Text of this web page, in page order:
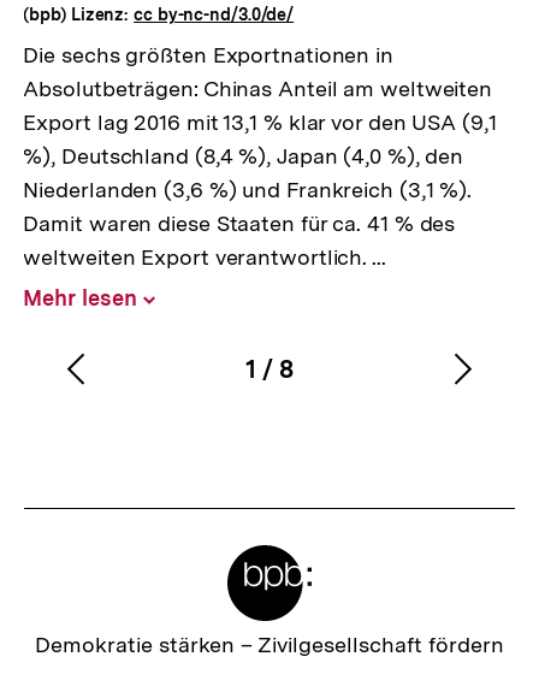
(bpb) Lizenz:cc by-nc-nd/3.0/de/
Die sechs größten Exportnationen in
Absolutbeträgen: Chinas Anteil am weltweiten
Export lag 2016 mit 13,1 % klar vor den USA (9,1
%), Deutschland (8,4 %), Japan (4,0 %), den
Niederlanden (3,6 %) und Frankreich (3,1 %).
Damit waren diese Staaten für ca. 41 % des
weltweiten Export verantwortlich. ...
Mehr lesen
Karussellinhalt
1
von
/ 8
Vorherigen
Zur
Demokratie stärken – Zivilgesellschaft fördern